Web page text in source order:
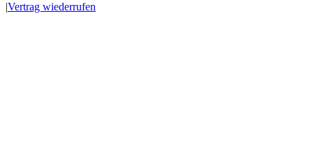
|Vertrag wiederrufen